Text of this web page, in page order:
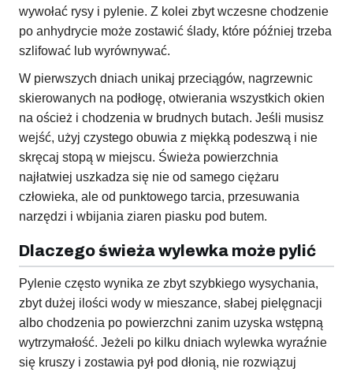
wywołać rysy i pylenie. Z kolei zbyt wczesne chodzenie
po anhydrycie może zostawić ślady, które później trzeba
szlifować lub wyrównywać.
W pierwszych dniach unikaj przeciągów, nagrzewnic
skierowanych na podłogę, otwierania wszystkich okien
na oścież i chodzenia w brudnych butach. Jeśli musisz
wejść, użyj czystego obuwia z miękką podeszwą i nie
skręcaj stopą w miejscu. Świeża powierzchnia
najłatwiej uszkadza się nie od samego ciężaru
człowieka, ale od punktowego tarcia, przesuwania
narzędzi i wbijania ziaren piasku pod butem.
Dlaczego świeża wylewka może pylić
Pylenie często wynika ze zbyt szybkiego wysychania,
zbyt dużej ilości wody w mieszance, słabej pielęgnacji
albo chodzenia po powierzchni zanim uzyska wstępną
wytrzymałość. Jeżeli po kilku dniach wylewka wyraźnie
się kruszy i zostawia pył pod dłonią, nie rozwiązuj